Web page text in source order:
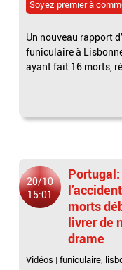
Soyez premier à
Un nouveau rapport
funiculaire à
ayant fait 16 morts,
20/10
15:01
Portugal:
morts
livrer de
drame
Vidéos |funiculaire,